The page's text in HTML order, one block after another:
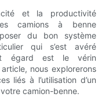
et la productivité
camions à benne
du bon système
qui s’est avéré
égard est le vérin
nous explorerons
liés à l’utilisation d’un
camion-benne.